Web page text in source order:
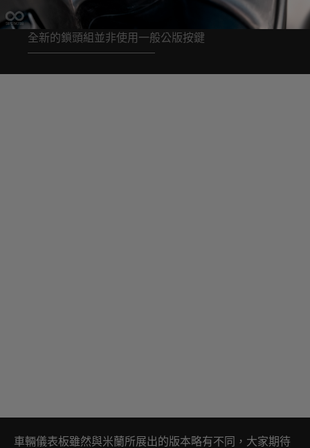
全新的鎖頭組並非使用一般公版按鍵
車輛儀表板雖然與米蘭所展出的版本略有不同，大家期待